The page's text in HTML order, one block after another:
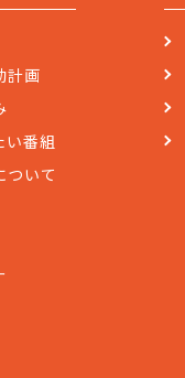
計画
い番組
ついて